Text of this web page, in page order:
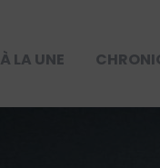
À LA UNE